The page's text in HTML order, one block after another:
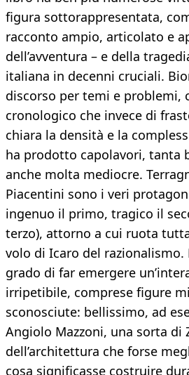
figura sottorappresentata,
racconto ampio, articolato e
dell’avventura – e della
italiana in decenni cruciali.
discorso per temi e problemi,
cronologico che invece di
chiara la densità e la
ha prodotto capolavori, tanta
anche molta mediocre.
Piacentini sono i veri
ingenuo il primo, tragico il
terzo), attorno a cui ruota
volo di Icaro del
grado di far emergere
irripetibile, comprese figure
sconosciute: bellissimo, ad
Angiolo Mazzoni, una sorta di
dell’architettura che forse
cosa significasse costruire